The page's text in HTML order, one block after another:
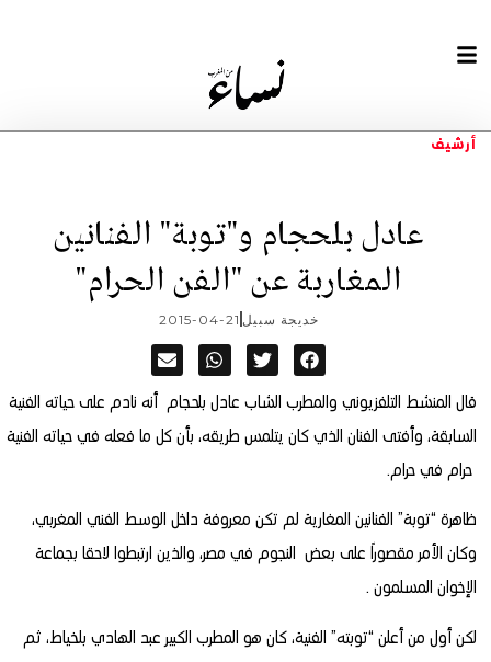
أرشيف
عادل بلحجام و"توبة" الفنانين
المغاربة عن "الفن الحرام"
خديجة سبيل 2015-04-21
قال المنشط التلفزيوني والمطرب الشاب عادل بلحجام أنه نادم على حياته الفنية
السابقة، وأفتى الفنان الذي كان يتلمس طريقه، بأن كل ما فعله في حياته الفنية
حرام في حرام.
ظاهرة “توبة” الفنانين المغارية لم تكن معروفة داخل الوسط الفني المغربي،
وكان الأمر مقصوراً على بعض النجوم في مصر، والذين ارتبطوا لاحقا بجماعة
الإخوان المسلمون .
لكن أول من أعلن “توبته” الفنية، كان هو المطرب الكبير عبد الهادي بلخياط، ثم